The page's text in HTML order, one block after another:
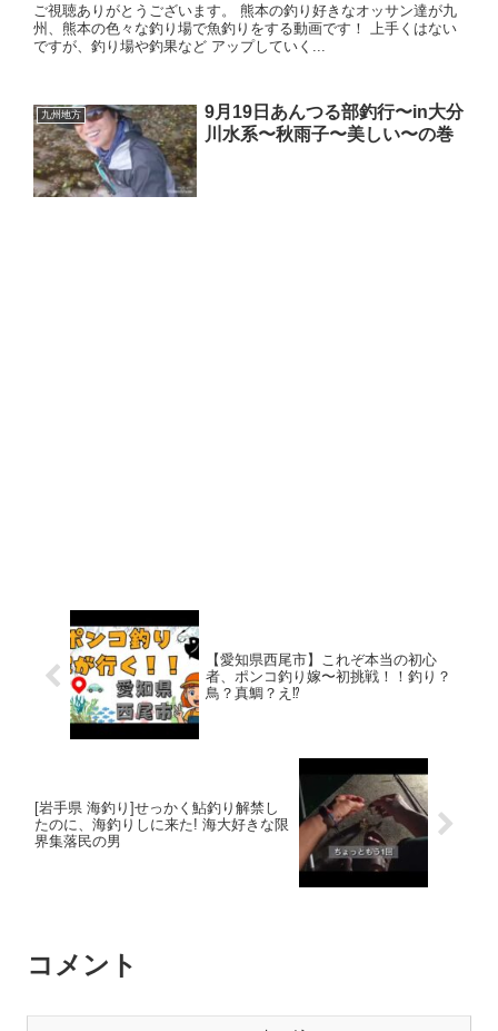
ご視聴ありがとうございます。 熊本の釣り好きなオッサン達が九
州、熊本の色々な釣り場で魚釣りをする動画です！ 上手くはない
ですが、釣り場や釣果など アップしていく...
九州地方
9月19日あんつる部釣行〜in大分
川水系〜秋雨子〜美しい〜の巻
【愛知県西尾市】これぞ本当の初心
者、ポンコ釣り嫁〜初挑戦！！釣り？
鳥？真鯛？え⁉️
[岩手県 海釣り]せっかく鮎釣り解禁し
たのに、海釣りしに来た! 海大好きな限
界集落民の男
コメント